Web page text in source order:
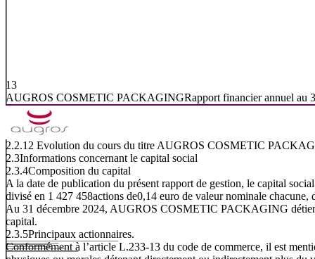
13
AUGROS COSMETIC PACKAGINGRapport financier annuel au
2.2.12 Evolution du cours du titre AUGROS COSMETIC
2.3Informations concernant le capital social
2.3.4Composition du capital
A la date de publication du présent rapport de gestion, le capital
divisé en 1 427 458actions de0,14 euro de valeur nominale chacune,
Au 31 décembre 2024, AUGROS COSMETIC PACKAGING
capital.
2.3.5Principaux actionnaires.
Conformément à l’article L.233-13 du code de commerce, il est